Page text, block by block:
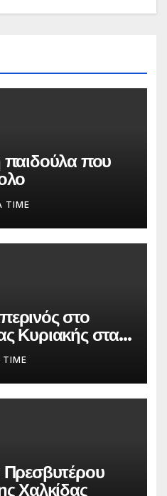
παιδούλα που
TIME
στο
Κυριακής στα
TIME
Πρεσβυτέρου
Χαλκίδας